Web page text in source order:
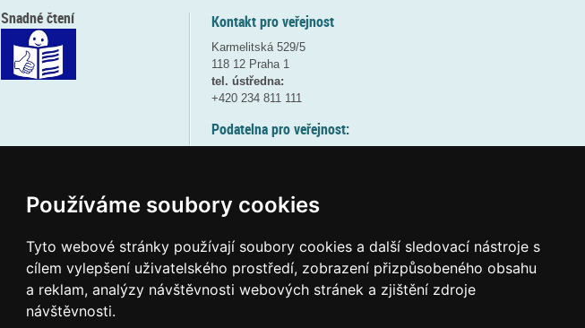
Používáme soubory cookies
Tyto webové stránky používají soubory cookies a další sledovací nástroje s
cílem vylepšení uživatelského prostředí, zobrazení přizpůsobeného obsahu
a reklam, analýzy návštěvnosti webových stránek a zjištění zdroje
návštěvnosti.
Kontakt pro veřejnost
Karmelitská 529/5
118 12 Praha 1
tel. ústředna:
+420 234 811 111
Podatelna pro veřejnost:
(více informací
Elektronická podatelna:
posta@msmtgov cz
Snadné čtení